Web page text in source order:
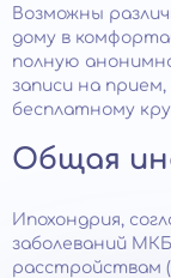
Возможны
дому в
полную
записи на
бесплатному
Общая
Ипохондрия,
заболеваний
расстройствам (